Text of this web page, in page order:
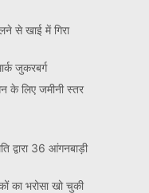
से खाई में गिरा
जुकरबर्ग
के लिए जमीनी स्तर
द्वारा 36 आंगनबाड़ी
का भरोसा खो चुकी